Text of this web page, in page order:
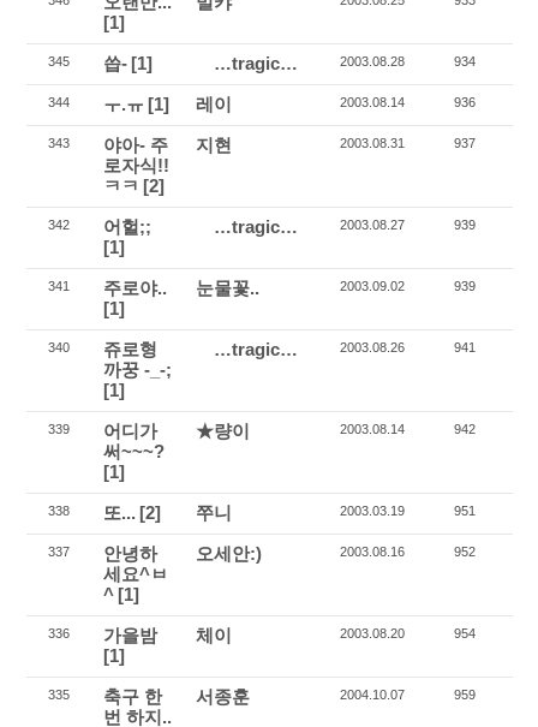
[1]
345 씁- [1] …tragic… 2003.08.28 934
344 ㅜ.ㅠ [1] 레이 2003.08.14 936
343
야아- 주
로자식!!
ㅋㅋ [2]
지현 2003.08.31 937
342
어헐;;
[1]
…tragic… 2003.08.27 939
341
주로야..
[1]
눈물꽃.. 2003.09.02 939
340
쥬로형
까꿍 -_-;
[1]
…tragic… 2003.08.26 941
339
어디가
써~~~?
[1]
★량이 2003.08.14 942
338 또... [2] 쭈니 2003.03.19 951
337
안녕하
세요^ㅂ
^ [1]
오세안:) 2003.08.16 952
336
가을밤
[1]
체이 2003.08.20 954
335
축구 한
번 하지..
서종훈 2004.10.07 959